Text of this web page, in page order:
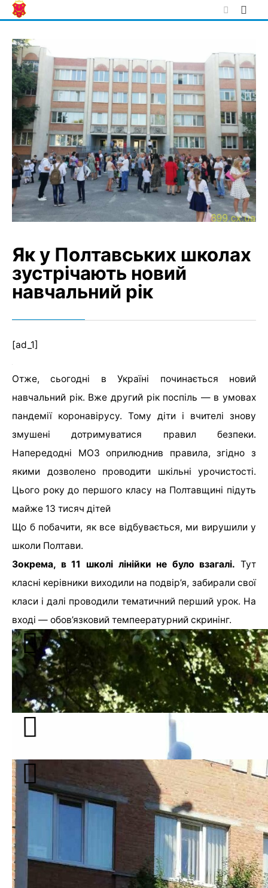
Skip
to
Як у Полтавських школах
зустрічають новий
навчальний рік
[ad_1]
Отже, сьогодні в Україні починається новий
навчальний рік. Вже другий рік поспіль — в умовах
пандемії коронавірусу. Тому діти і вчителі знову
змушені дотримуватися правил безпеки.
Напередодні МОЗ оприлюднив правила, згідно з
якими дозволено проводити шкільні урочистості.
Цього року до першого класу на Полтавщині підуть
майже 13 тисяч дітей
Що б побачити, як все відбувається, ми вирушили у
школи Полтави.
Зокрема, в 11 школі лінійки не було взагалі. Тут
класні керівники виходили на подвір’я, забирали свої
класи і далі проводили тематичний перший урок. На
вході — обов’язковий темпеературний скринінг.
В 37 мій школі провели коротку лінійку для
випускників та першачків. Всі інші одразу пішли на
перший урок
У 17 школі дітей збирали окремо для кожного класу.
На подвір’ї 5 школи зібралося чимало учнів і батьків.
У центрі — першачки та одинадцятикласники,